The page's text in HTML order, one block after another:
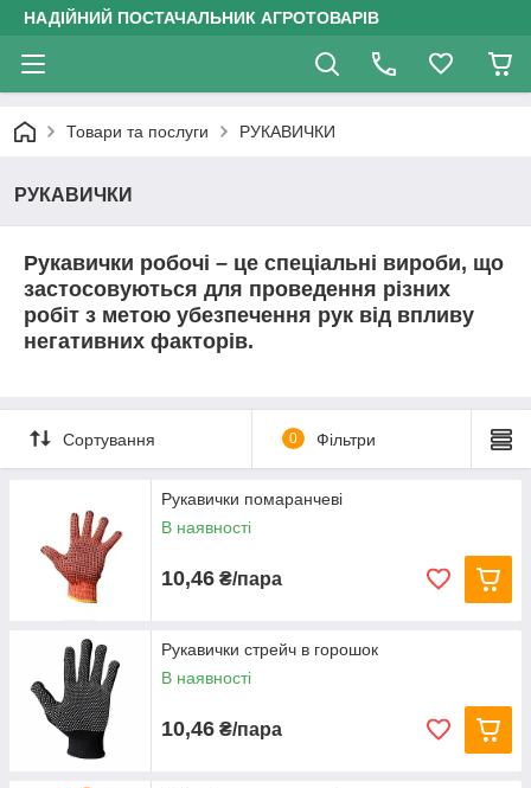
НАДІЙНИЙ ПОСТАЧАЛЬНИК АГРОТОВАРІВ
Товари та послуги РУКАВИЧКИ
РУКАВИЧКИ
Рукавички робочі – це спеціальні вироби, що
застосовуються для проведення різних
робіт з метою убезпечення рук від впливу
негативних факторів.
Сортування 0 Фільтри
Рукавички помаранчеві
В наявності
10,46 ₴/пара
Рукавички стрейч в горошок
В наявності
10,46 ₴/пара